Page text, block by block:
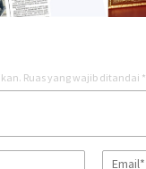
Ruas yang wajib ditandai *